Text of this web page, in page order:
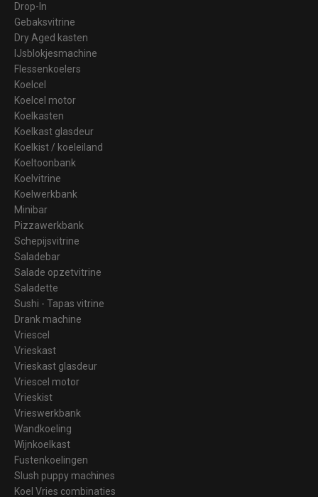
Drop-In
Gebaksvitrine
Dry Aged kasten
IJsblokjesmachine
Flessenkoelers
Koelcel
Koelcel motor
Koelkasten
Koelkast glasdeur
Koelkist / koeleiland
Koeltoonbank
Koelvitrine
Koelwerkbank
Minibar
Pizzawerkbank
Schepijsvitrine
Saladebar
Salade opzetvitrine
Saladette
Sushi - Tapas vitrine
Drank machine
Vriescel
Vrieskast
Vrieskast glasdeur
Vriescel motor
Vrieskist
Vrieswerkbank
Wandkoeling
Wijnkoelkast
Fustenkoelingen
Slush puppy machines
Koel Vries combinaties